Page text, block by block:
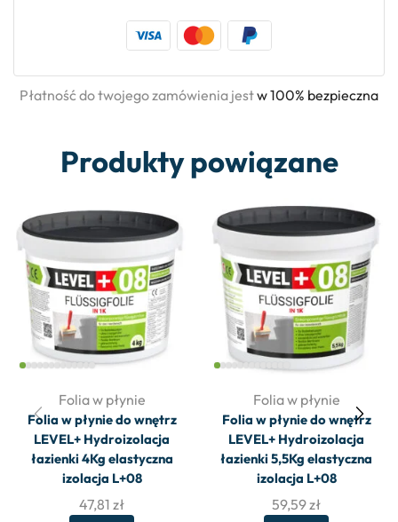
Płatność do twojego zamówienia jestw 100% bezpieczna
Produkty powiązane
Folia w płynie
Folia w płynie do wnętrz
LEVEL+ Hydroizolacja
łazienki 4Kg elastyczna
izolacja L+08
47,81 zł
Folia w płynie
Folia w płynie do wnętrz
LEVEL+ Hydroizolacja
łazienki 5,5Kg elastyczna
izolacja L+08
59,59zł